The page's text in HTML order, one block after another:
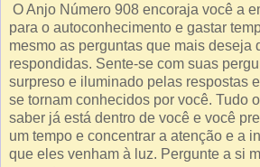
O Anjo Número 908 encoraja você a
para o autoconhecimento e gastar
mesmo as perguntas que mais deseja
respondidas. Sente-se com suas
surpreso e iluminado pelas respostas
se tornam conhecidos por você. Tudo
saber já está dentro de você e você
um tempo e concentrar a atenção e a
que eles venham à luz. Pergunte a si